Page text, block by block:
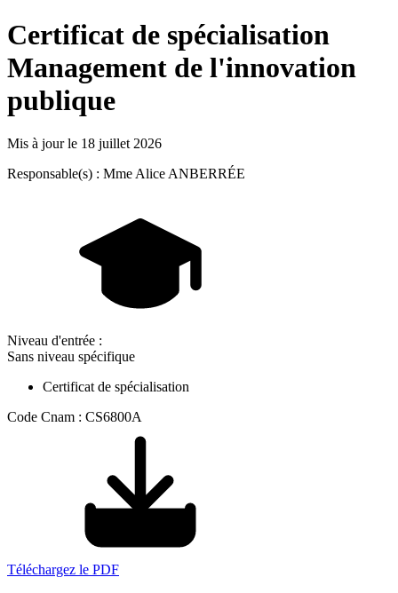
Certificat de spécialisation
Management de l'innovation
publique
Mis à jour le 18 juillet 2026
Responsable(s) : Mme Alice ANBERRÉE
Niveau d'entrée :
Sans niveau spécifique
Certificat de spécialisation
Code Cnam : CS6800A
Téléchargez le PDF